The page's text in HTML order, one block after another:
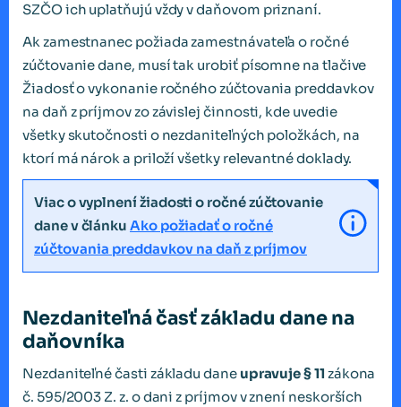
SZČO ich uplatňujú vždy v daňovom priznaní.
Ak zamestnanec požiada zamestnávateľa o ročné
zúčtovanie dane, musí tak urobiť písomne na tlačive
Žiadosť o vykonanie ročného zúčtovania preddavkov
na daň z príjmov zo závislej činnosti, kde uvedie
všetky skutočnosti o nezdaniteľných položkách, na
ktorí má nárok a priloží všetky relevantné doklady.
Viac o vyplnení žiadosti o ročné zúčtovanie
dane v článkuAko požiadať o ročné
zúčtovania preddavkov na daň z príjmov
Nezdaniteľná časť základu dane na
daňovníka
Nezdaniteľné časti základu dane upravuje § 11 zákona
č. 595/2003 Z. z. o dani z príjmov v znení neskorších